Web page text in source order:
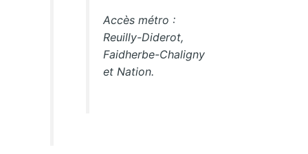
Accès métro :
Reuilly-Diderot,
Faidherbe-Chaligny
et Nation.